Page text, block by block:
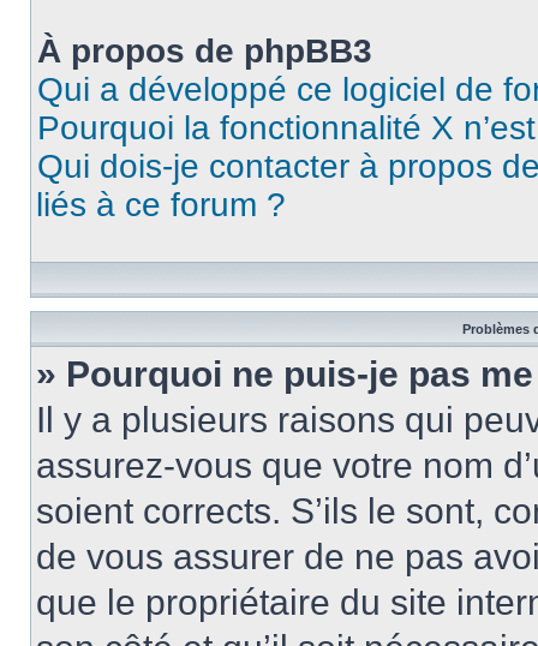
À propos de phpBB3
Qui a développé ce logiciel de
Pourquoi la fonctionnalité X
Qui dois-je contacter à propos
liés à ce forum ?
Problèmes
» Pourquoi ne puis-je pas
Il y a plusieurs raisons qui
assurez-vous que votre nom
soient corrects. S’ils le sont,
de vous assurer de ne pas
que le propriétaire du site